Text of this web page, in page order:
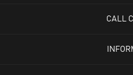
CALL